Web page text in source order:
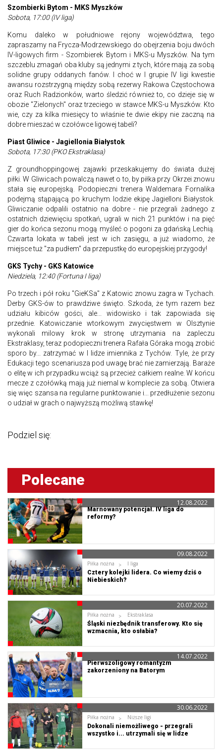
Szombierki Bytom - MKS Myszków
Sobota, 17:00 (IV liga)
Komu daleko w południowe rejony województwa, tego
zapraszamy na Frycza-Modrzewskiego do obejrzenia boju dwóch
IV-ligowych firm - Szombierek Bytom i MKS-u Myszków. Na tym
szczeblu zmagań oba kluby są jednymi z tych, które mają za sobą
solidne grupy oddanych fanów. I choć w I grupie IV ligi kwestie
awansu rozstrzygną między sobą rezerwy Rakowa Częstochowa
oraz Ruch Radzionków, warto śledzić również to, co dzieje się w
obozie "Zielonych" oraz trzeciego w stawce MKS-u Myszków. Kto
wie, czy za kilka miesięcy to właśnie te dwie ekipy nie zaczną na
dobre mieszać w czołówce ligowej tabeli?
Piast Gliwice - Jagiellonia Białystok
Sobota, 17:30 (PKO Ekstraklasa)
Z groundhoppingowej zajawki przeskakujemy do świata dużej
piłki. W Gliwicach powalczą nawet o to, by piłka przy Okrzei znowu
stała się europejską. Podopieczni trenera Waldemara Fornalika
podejmą stąpającą po kruchym lodzie ekipę Jagielloni Białystok.
Gliwiczanie odpalili ostatnio na dobre - nie przegrali żadnego z
ostatnich dziewięciu spotkań, ugrali w nich 21 punktów i na pięć
gier do końca sezonu mogą myśleć o pogoni za gdańską Lechią.
Czwarta lokata w tabeli jest w ich zasięgu, a już wiadomo, że
miejsce tuż "za pudłem" da przepustkę do europejskiej przygody!
GKS Tychy - GKS Katowice
Niedziela, 12:40 (Fortuna I liga)
Po trzech i pół roku "GieKSa" z Katowic znowu zagra w Tychach.
Derby GKS-ów to prawdziwe święto. Szkoda, że tym razem bez
udziału kibiców gości, ale... widowisko i tak zapowiada się
przednie. Katowiczanie wtorkowym zwycięstwem w Olsztynie
wykonali milowy krok w stronę utrzymania na zapleczu
Ekstraklasy, teraz podopieczni trenera Rafała Góraka mogą zrobić
sporo by... zatrzymać w I lidze imiennika z Tychów. Tyle, że przy
Edukacji tego scenariusza pod uwagę brać nie zamierzają. Baraże
o elitę w ich przypadku wciąż są przecież całkiem realne. W końcu
mecze z czołówką mają już niemal w komplecie za sobą. Otwiera
się więc szansa na regularne punktowanie i... przedłużenie sezonu
o udział w grach o najwyższą możliwą stawkę!
Podziel się:
Polecane
Marnowany potencjał. IV liga do
reformy?
12.08.2022
Piłka nożna
I liga
Cztery kolejki lidera. Co wiemy dziś o
Niebieskich?
09.08.2022
Piłka nożna
Ekstraklasa
Śląski niezbędnik transferowy. Kto się
wzmacnia, kto osłabia?
20.07.2022
Pierwszoligowy romantyzm
zakorzeniony na Batorym
14.07.2022
Piłka nożna
Niższe ligi
Dokonali niemożliwego - przegrali
wszystko i... utrzymali się w lidze
30.06.2022